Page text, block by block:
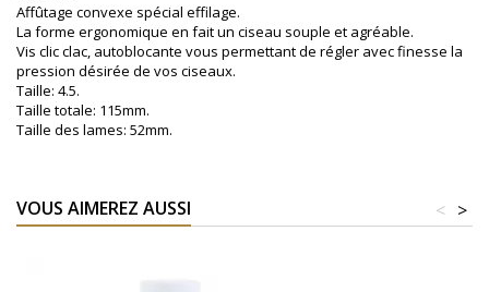
Affûtage convexe spécial effilage.
La forme ergonomique en fait un ciseau souple et agréable.
Vis clic clac, autoblocante vous permettant de régler avec finesse la
pression désirée de vos ciseaux.
Taille: 4.5.
Taille totale: 115mm.
Taille des lames: 52mm.
VOUS AIMEREZ AUSSI >
<